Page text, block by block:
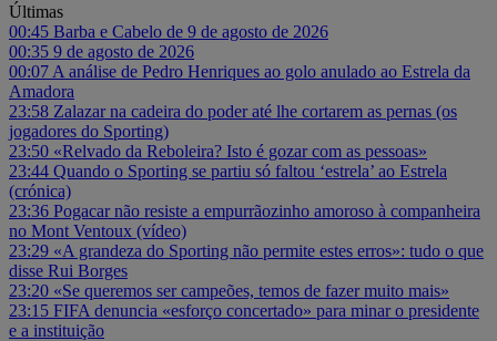
Últimas
00:45 Barba e Cabelo de 9 de agosto de 2026
00:35 9 de agosto de 2026
00:07 A análise de Pedro Henriques ao golo anulado ao Estrela da
Amadora
23:58 Zalazar na cadeira do poder até lhe cortarem as pernas (os
jogadores do Sporting)
23:50 «Relvado da Reboleira? Isto é gozar com as pessoas»
23:44 Quando o Sporting se partiu só faltou ‘estrela’ ao Estrela
(crónica)
23:36 Pogacar não resiste a empurrãozinho amoroso à companheira
no Mont Ventoux (vídeo)
23:29 «A grandeza do Sporting não permite estes erros»: tudo o que
disse Rui Borges
23:20 «Se queremos ser campeões, temos de fazer muito mais»
23:15 FIFA denuncia «esforço concertado» para minar o presidente
e a instituição